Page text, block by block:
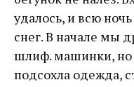
удалось, и всю
снег. В начале мы
шлиф. машинки, но
подсохла одежда,